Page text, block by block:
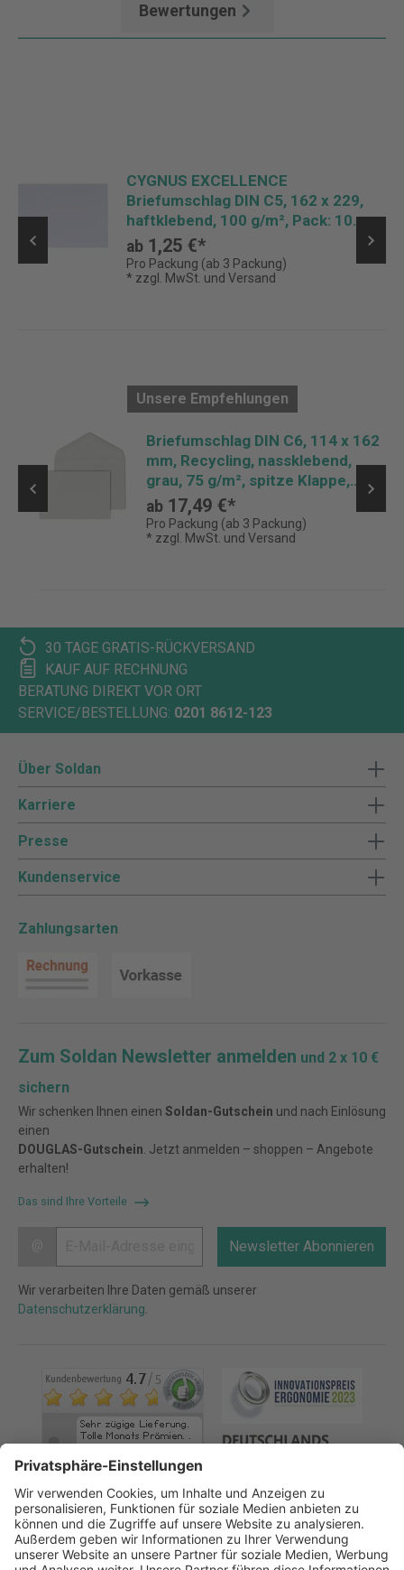
Bewertungen
CYGNUS EXCELLENCE
Briefumschlag DIN C5, 162 x 229,
haftklebend, 100 g/m², Pack: 10
Stück
ab 1,25 €*
Pro Packung (ab 3 Packung)
* zzgl. MwSt. und Versand
Unsere Empfehlungen
Briefumschlag DIN C6, 114 x 162
mm, Recycling, nassklebend,
grau, 75 g/m², spitze Klappe,
Pack: 1.000 Stück
ab 17,49 €*
Pro Packung (ab 3 Packung)
* zzgl. MwSt. und Versand
30 TAGE GRATIS-RÜCKVERSAND
KAUF AUF RECHNUNG
BERATUNG DIREKT VOR ORT
SERVICE/BESTELLUNG: 0201 8612-123
Über Soldan
Karriere
Presse
Kundenservice
Zahlungsarten
Zum Soldan Newsletter anmelden und 2 x 10 €
sichern
Wir schenken Ihnen einen Soldan-Gutschein und nach Einlösung
einen
DOUGLAS-Gutschein . Jetzt anmelden – shoppen – Angebote
erhalten!
Das sind Ihre Vorteile
Newsletter Abonnieren
Wir verarbeiten Ihre Daten gemäß unserer
Datenschutzerklärung